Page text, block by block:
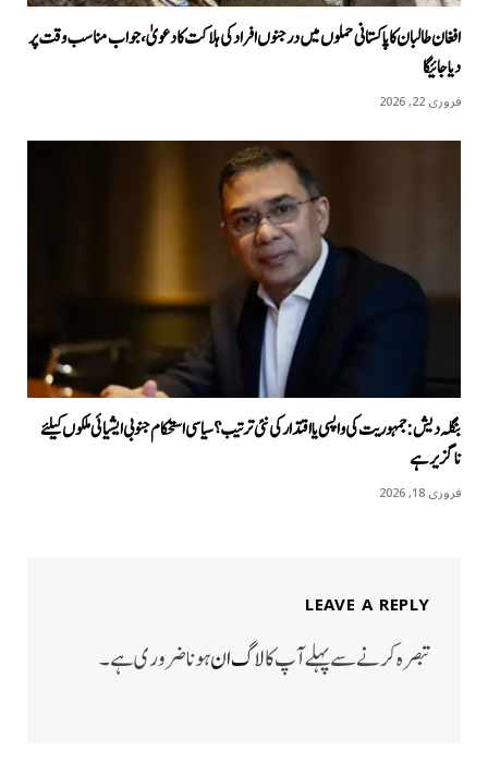
افغان طالبان کا پاکستانی حملوں میں درجنوں افراد کی ہلاکت کا دعویٰ، جواب مناسب وقت پر
دیا جائیگا
فروری 22, 2026
بنگلہ دیش: جمہوریت کی واپسی یا اقتدار کی نئی ترتیب؟ سیاسی استحکام جنوبی ایشیائی ملکوں کیلئے
ناگزیر ہے
فروری 18, 2026
LEAVE A REPLY
تبصرہ کرنے سے پہلے آپ کالاگ انہونا ضروری ہے۔